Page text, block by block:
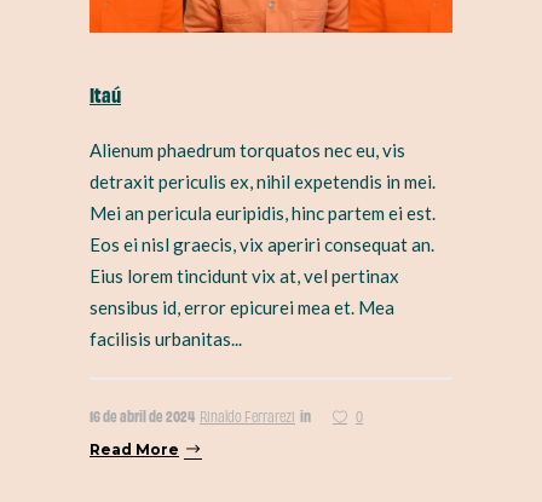
Itaú
Alienum phaedrum torquatos nec eu, vis
detraxit periculis ex, nihil expetendis in mei.
Mei an pericula euripidis, hinc partem ei est.
Eos ei nisl graecis, vix aperiri consequat an.
Eius lorem tincidunt vix at, vel pertinax
sensibus id, error epicurei mea et. Mea
facilisis urbanitas...
16 de abril de 2024 Rinaldo Ferrarezi in
0
Read More